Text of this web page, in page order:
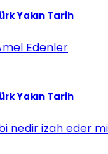
Yakın Tarih
Edenler
Yakın Tarih
nedir izah eder